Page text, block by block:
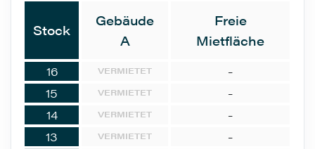
Stock
Gebäude
A
Freie
Mietfläche
16 VERMIETET
-
15
VERMIETET
-
14
VERMIETET
-
13
VERMIETET
-